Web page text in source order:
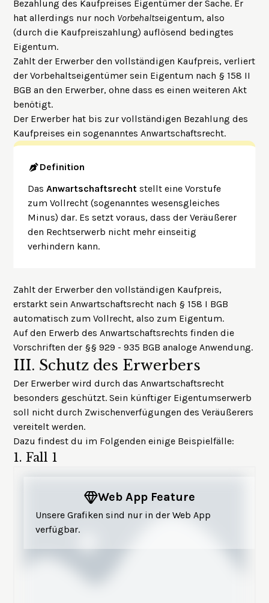
Bezahlung des Kaufpreises Eigentümer der Sache. Er
hat allerdings nur noch Vorbehaltseigentum, also
(durch die Kaufpreiszahlung) auflösend bedingtes
Eigentum.
Zahlt der Erwerber den vollständigen Kaufpreis, verliert
der Vorbehaltseigentümer sein Eigentum nach § 158 II
BGB an den Erwerber, ohne dass es einen weiteren Akt
benötigt.
Der Erwerber hat bis zur vollständigen Bezahlung des
Kaufpreises ein sogenanntes Anwartschaftsrecht.
Definition
DasAnwartschaftsrecht stellt eine Vorstufe
zum Vollrecht (sogenanntes wesensgleiches
Minus) dar. Es setzt voraus, dass der Veräußerer
den Rechtserwerb nicht mehr einseitig
verhindern kann.
Zahlt der Erwerber den vollständigen Kaufpreis,
erstarkt sein Anwartschaftsrecht nach § 158 I BGB
automatisch zum Vollrecht, also zum Eigentum.
Auf den Erwerb des Anwartschaftsrechts finden die
Vorschriften der §§ 929 - 935 BGB analoge Anwendung.
III. Schutz des Erwerbers
Der Erwerber wird durch das Anwartschaftsrecht
besonders geschützt. Sein künftiger Eigentumserwerb
soll nicht durch Zwischenverfügungen des Veräußerers
vereitelt werden.
Dazu findest du im Folgenden einige Beispielfälle:
1. Fall 1
Web App Feature
Unsere Grafiken sind nur in der Web App
verfügbar.